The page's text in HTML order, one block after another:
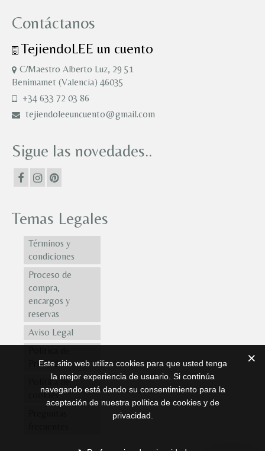
Contáctanos
TejiendoLEE un cuento
C/Maestro Alberto Luz, 29 51
Benimamet (Valencia) 46035
+34 633 72 03 86
tejiendoleeuncuento@gmail.com
Sigue las novedades..
Temas Legales
Términos y
condiciones
Proceso de
compra,
encargos y
reservas
Aviso Legal
Privacidad
Política de
cookies
Este sitio web utiliza cookies para que usted tenga
la mejor experiencia de usuario. Si continúa
navegando está dando su consentimiento para la
aceptación de nuestra política de cookies y de
privacidad.